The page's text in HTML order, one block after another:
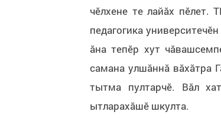
чӗлхене те лайăх пӗлет.
педагогика
ăна тепӗр хут
самана улшăннă вăхăтра
тытма пултарчӗ. Вăл
ытларахăшӗ шкулта.